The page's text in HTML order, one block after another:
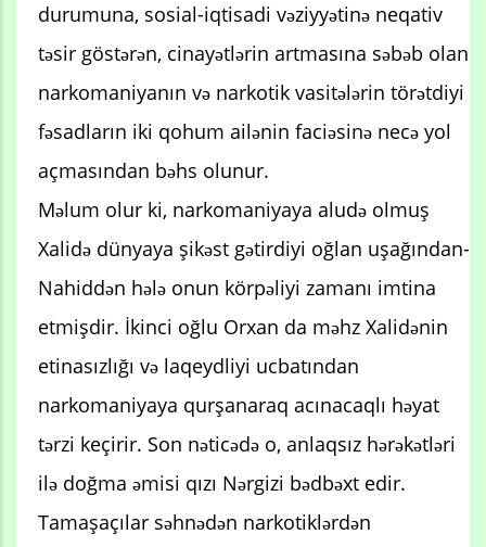
durumuna, sosial-iqtisadi vəziyyətinə neqativ
təsir göstərən, cinayətlərin artmasına səbəb olan
narkomaniyanın və narkotik vasitələrin törətdiyi
fəsadların iki qohum ailənin faciəsinə necə yol
açmasından bəhs olunur.
Məlum olur ki, narkomaniyaya aludə olmuş
Xalidə dünyaya şikəst gətirdiyi oğlan uşağından-
Nahiddən hələ onun körpəliyi zamanı imtina
etmişdir. İkinci oğlu Orxan da məhz Xalidənin
etinasızlığı və laqeydliyi ucbatından
narkomaniyaya qurşanaraq acınacaqlı həyat
tərzi keçirir. Son nəticədə o, anlaqsız hərəkətləri
ilə doğma əmisi qızı Nərgizi bədbəxt edir.
Tamaşaçılar səhnədən narkotiklərdən